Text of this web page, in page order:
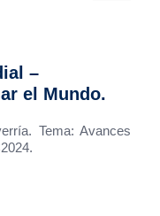
–
el Mundo.
Tema: Avances